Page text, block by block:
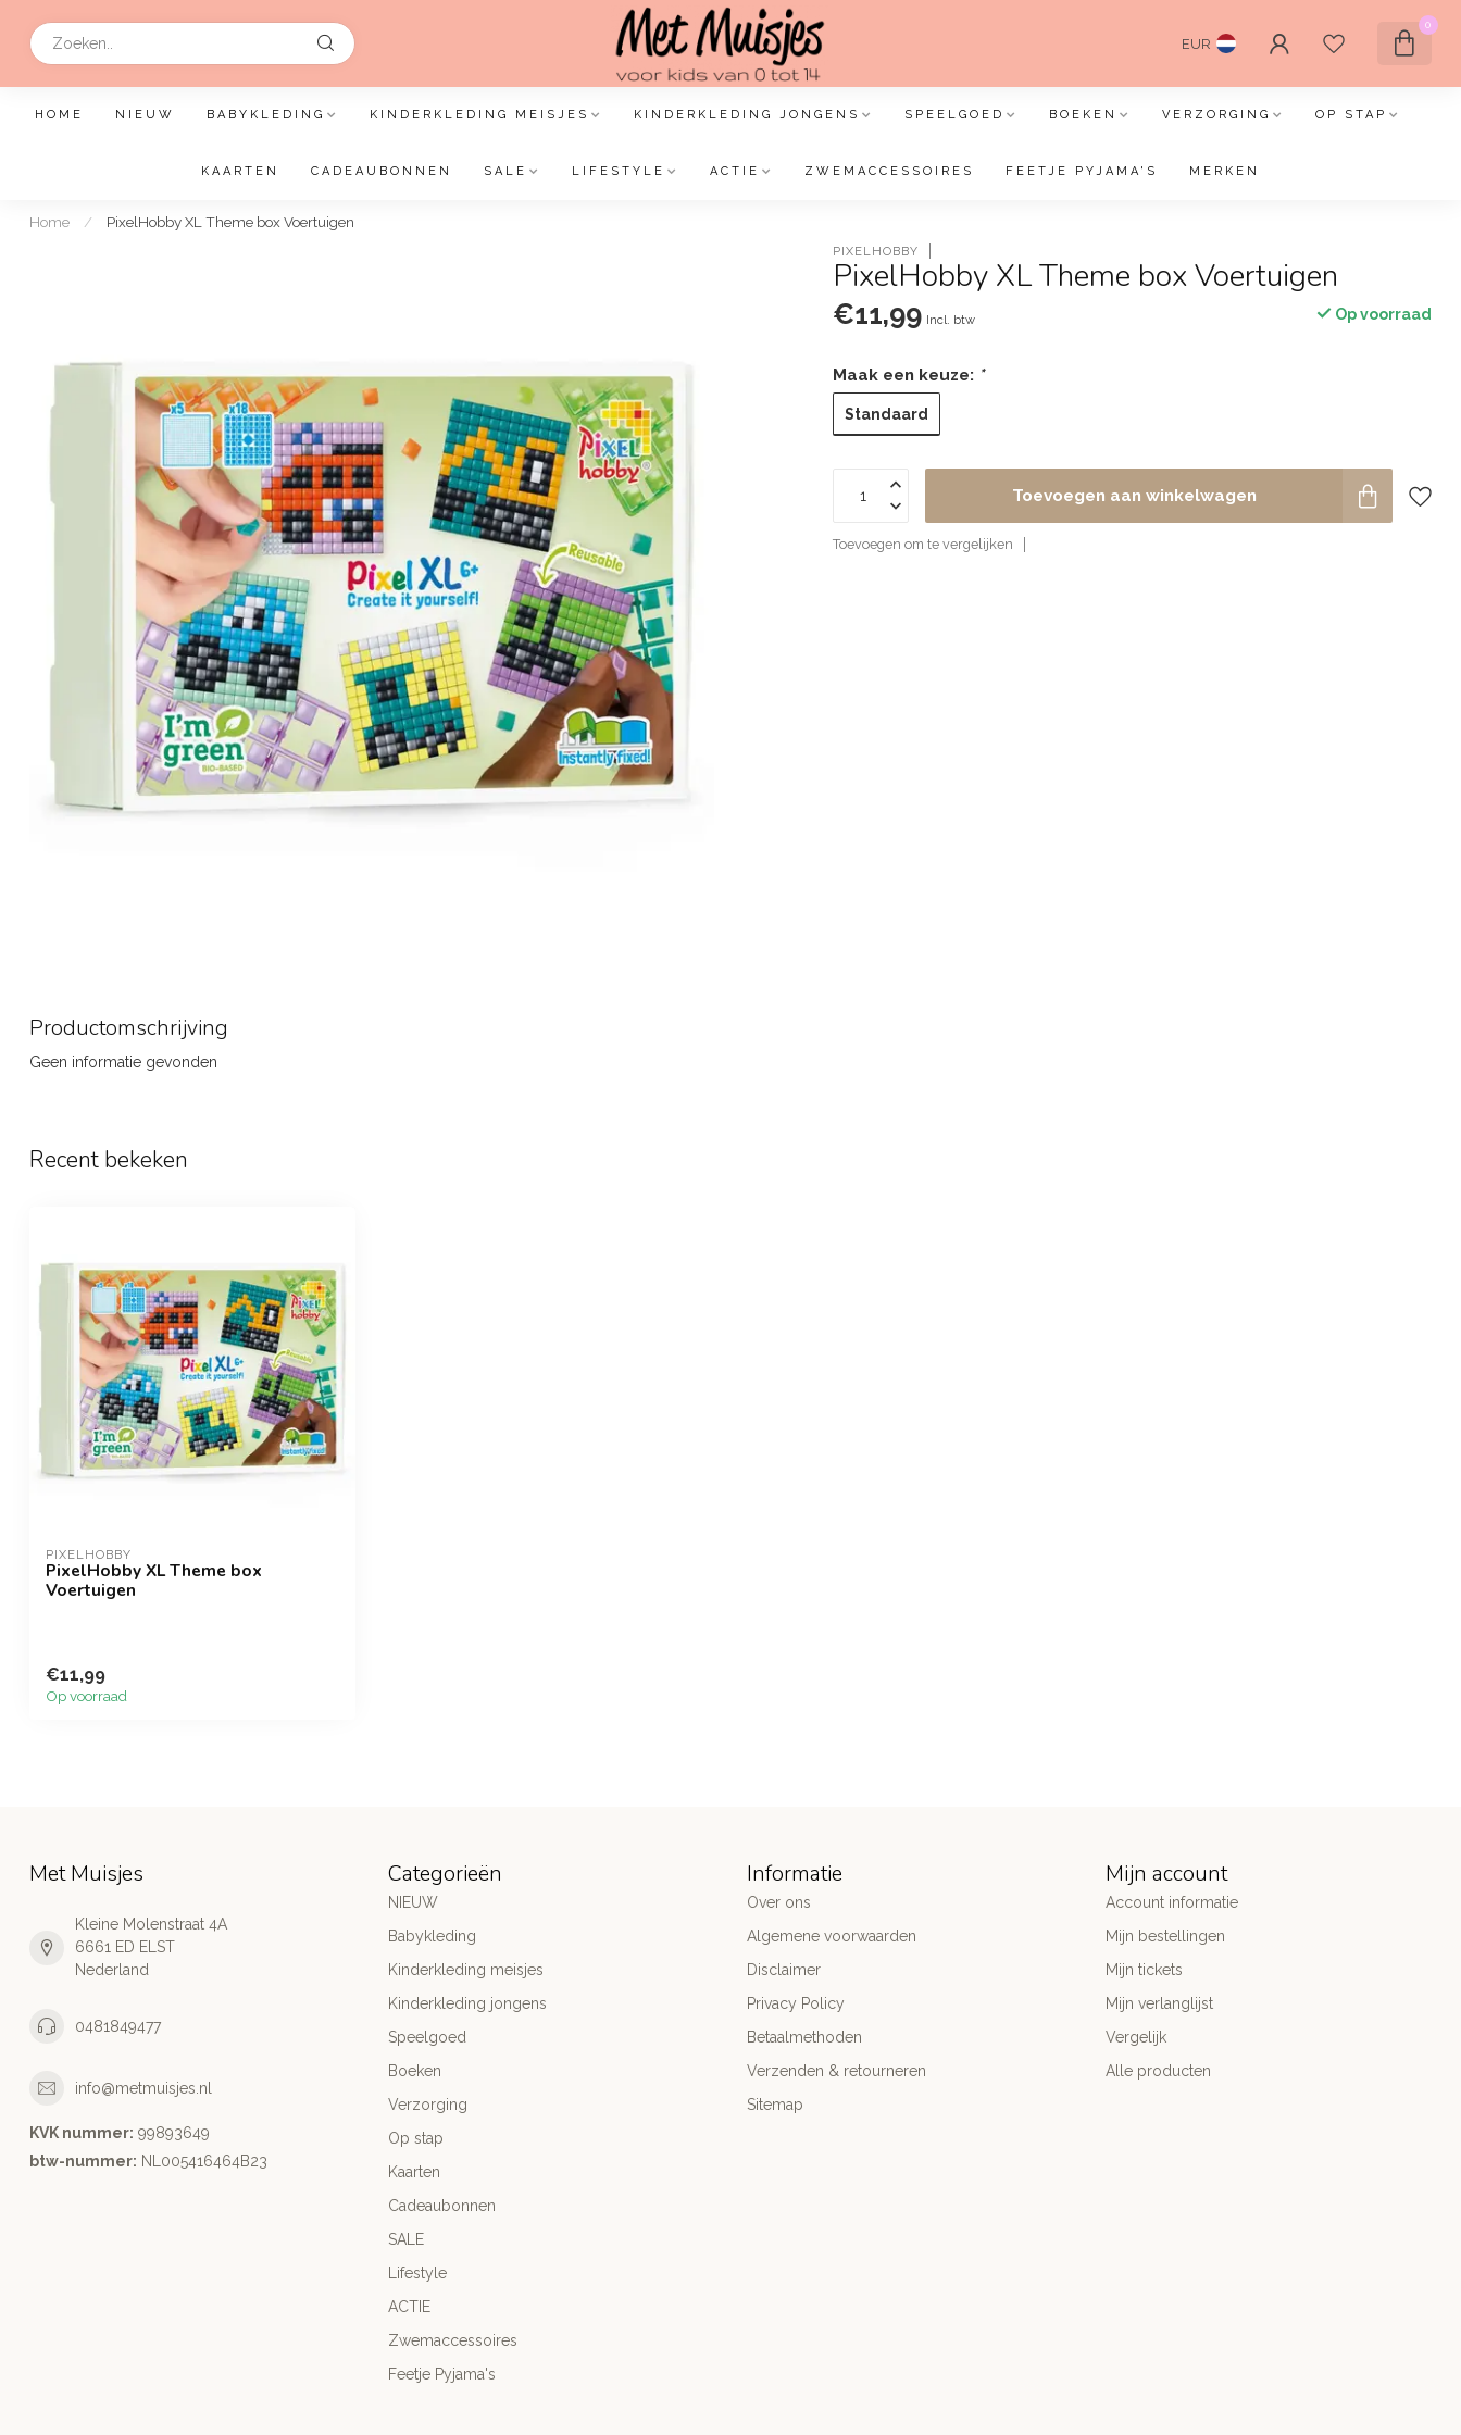
EUR
0
HOME NIEUW BABYKLEDING KINDERKLEDING MEISJES KINDERKLEDING JONGENS SPEELGOED BOEKEN VERZORGING OP STAP
KAARTEN CADEAUBONNEN SALE LIFESTYLE ACTIE ZWEMACCESSOIRES FEETJE PYJAMA'S MERKEN
Home / PixelHobby XL Theme box Voertuigen
PIXELHOBBY
PixelHobby XL Theme box Voertuigen
€11,99 Incl. btw Op voorraad
Maak een keuze: *
Standaard
Toevoegen aan winkelwagen
Toevoegen om te vergelijken
Productomschrijving
Geen informatie gevonden
Recent bekeken
PIXELHOBBY
PixelHobby XL Theme box
Voertuigen
€11,99
Op voorraad
Met Muisjes
Kleine Molenstraat 4A
6661 ED ELST
Nederland
0481849477
info@metmuisjes.nl
KVK nummer: 99893649
btw-nummer: NL005416464B23
Categorieën
NIEUW
Babykleding
Kinderkleding meisjes
Kinderkleding jongens
Speelgoed
Boeken
Verzorging
Op stap
Kaarten
Cadeaubonnen
SALE
Lifestyle
ACTIE
Zwemaccessoires
Feetje Pyjama's
Informatie
Over ons
Algemene voorwaarden
Disclaimer
Privacy Policy
Betaalmethoden
Verzenden & retourneren
Sitemap
Mijn account
Account informatie
Mijn bestellingen
Mijn tickets
Mijn verlanglijst
Vergelijk
Alle producten